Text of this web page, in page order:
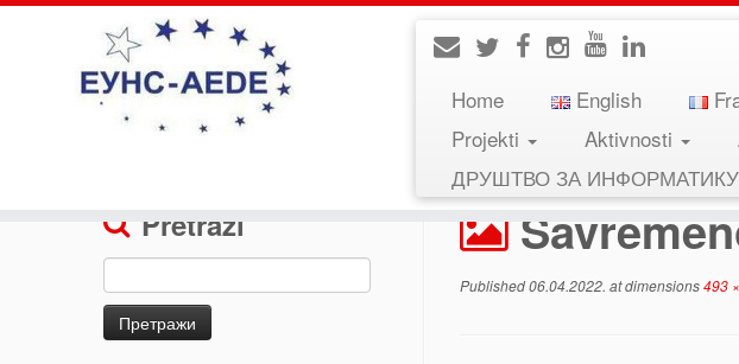
Home English
Projekti
Aktivnosti
ДРУШТВО ЗА
КОНФЕРЕНЦИЈА: „Савремено образовање 2022” »
Pretraži
Претрага
за:
Published06.04.2022. at dimensions493